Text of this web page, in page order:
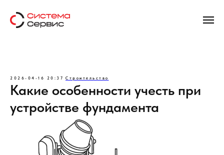
2026-04-16 20:37 Строительство
Какие особенности учесть при
устройстве фундамента